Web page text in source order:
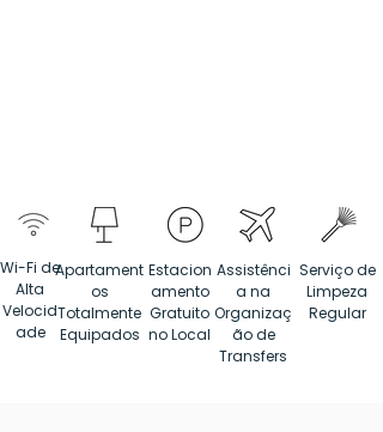
Wi-Fi de
Alta
Velocid
ade
Apartament
os
Totalmente
Equipados
Estacion
amento
Gratuito
no Local
Assistênci
a na
Organizaç
ão de
Transfers
Serviço de
Limpeza
Regular